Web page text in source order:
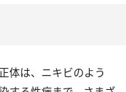
体は、ニキビのよう